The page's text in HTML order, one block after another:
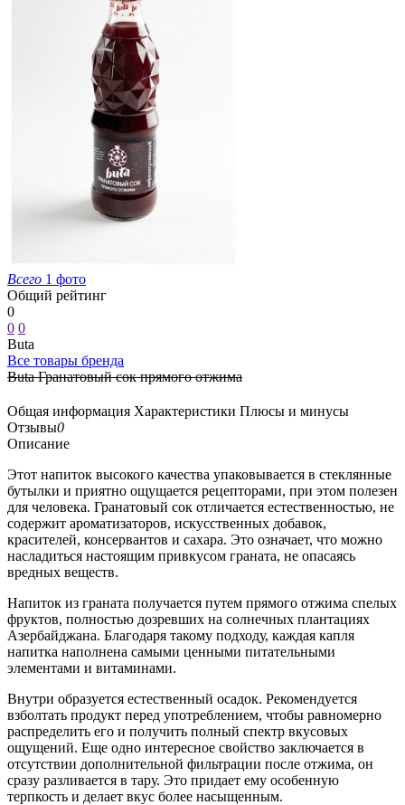
Всего 1 фото
Общий рейтинг
0
0 0
Buta
Все товары бренда
Buta Гранатовый сок прямого отжима
Общая информация Характеристики Плюсы и минусы
Отзывы0
Описание
Этот напиток высокого качества упаковывается в стеклянные
бутылки и приятно ощущается рецепторами, при этом полезен
для человека. Гранатовый сок отличается естественностью, не
содержит ароматизаторов, искусственных добавок,
красителей, консервантов и сахара. Это означает, что можно
насладиться настоящим привкусом граната, не опасаясь
вредных веществ.
Напиток из граната получается путем прямого отжима спелых
фруктов, полностью дозревших на солнечных плантациях
Азербайджана. Благодаря такому подходу, каждая капля
напитка наполнена самыми ценными питательными
элементами и витаминами.
Внутри образуется естественный осадок. Рекомендуется
взболтать продукт перед употреблением, чтобы равномерно
распределить его и получить полный спектр вкусовых
ощущений. Еще одно интересное свойство заключается в
отсутствии дополнительной фильтрации после отжима, он
сразу разливается в тару. Это придает ему особенную
терпкость и делает вкус более насыщенным.